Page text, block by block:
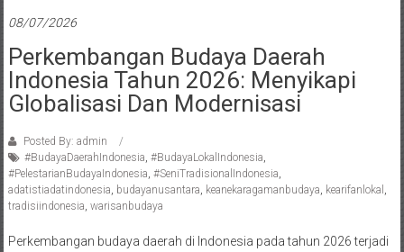
08/07/2026
Perkembangan Budaya Daerah
Indonesia Tahun 2026: Menyikapi
Globalisasi Dan Modernisasi
Posted By: admin
#BudayaDaerahIndonesia, #BudayaLokalIndonesia,
#PelestarianBudayaIndonesia, #SeniTradisionalIndonesia,
adatistiadatindonesia, budayanusantara, keanekaragamanbudaya, kearifanlokal ,
tradisiindonesia, warisanbudaya
Perkembangan budaya daerah di Indonesia pada tahun 2026 terjadi